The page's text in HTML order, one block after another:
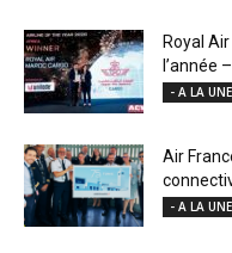
Royal
l’année
- A LA UNE
Air
- A LA UNE